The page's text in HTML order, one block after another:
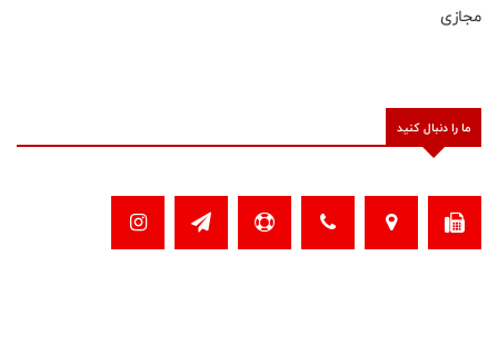
مجازی
ما را دنبال کنید